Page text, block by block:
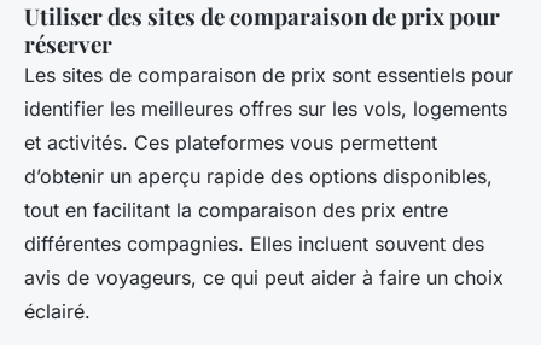
Utiliser des sites de comparaison de prix pour
réserver
Les sites de comparaison de prix sont essentiels pour
identifier les meilleures offres sur les vols, logements
et activités. Ces plateformes vous permettent
d’obtenir un aperçu rapide des options disponibles,
tout en facilitant la comparaison des prix entre
différentes compagnies. Elles incluent souvent des
avis de voyageurs, ce qui peut aider à faire un choix
éclairé.